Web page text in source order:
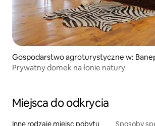
Gospodarstwo agroturystyczne w:
Prywatny domek na łonie natury
Miejsca do odkrycia
Inne rodzaje miejsc pobytu Sposoby